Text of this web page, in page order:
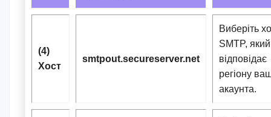
(4)
Хост
smtpout.secureserver.net
Виберіть
SMTP, який
відповідає
регіону
акаунта.